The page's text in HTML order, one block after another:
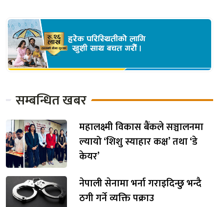
सम्बन्धित खबर
महालक्ष्मी विकास बैंकले सञ्चालनमा
ल्यायो ‘शिशु स्याहार कक्ष’ तथा ‘डे
केयर’
नेपाली सेनामा भर्ना गराइदिन्छु भन्दै
ठगी गर्ने व्यक्ति पक्राउ